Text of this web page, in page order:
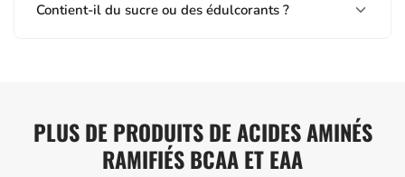
Contient-il du sucre ou des édulcorants ?
PLUS DE PRODUITS DE ACIDES AMINÉS
RAMIFIÉS BCAA ET EAA